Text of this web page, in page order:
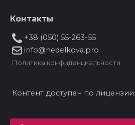
Контакты
+38 (050) 55-263-55
info@nedelkova.pro
Политика конфиденциальности
Контент доступен по лицензии